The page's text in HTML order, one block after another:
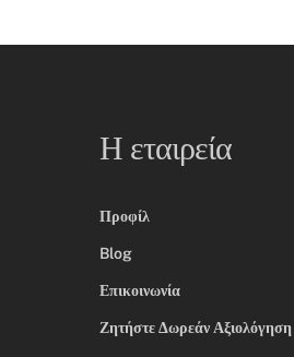
Η εταιρεία
Προφίλ
Blog
Επικοινωνία
Ζητήστε Δωρεάν Αξιολόγηση